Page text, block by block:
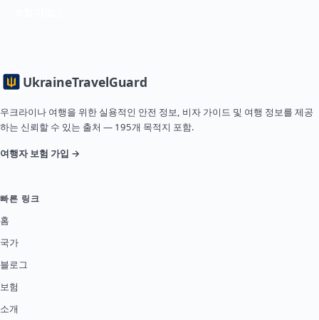
UkraineTravelGuard
우크라이나 여행을 위한 실용적인 안전 정보, 비자 가이드 및 여행 정보를 제공
하는 신뢰할 수 있는 출처 — 195개 목적지 포함.
여행자 보험 가입 →
빠른 링크
홈
국가
블로그
보험
소개